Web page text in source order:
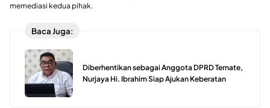
memediasi kedua pihak.
Baca Juga:
Diberhentikan sebagai Anggota DPRD Ternate,
Nurjaya Hi. Ibrahim Siap Ajukan Keberatan